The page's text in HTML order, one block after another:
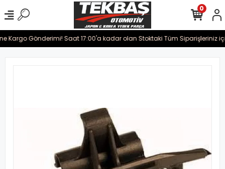
Kargo Gönderimi! Saat 17:00'a kadar olan Stoktaki Tüm Siparişleriniz
0